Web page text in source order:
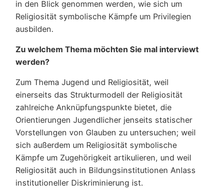
in den Blick genommen werden, wie sich um
Religiosität symbolische Kämpfe um Privilegien
ausbilden.
Zu welchem Thema möchten Sie mal interviewt
werden?
Zum Thema Jugend und Religiosität, weil
einerseits das Strukturmodell der Religiosität
zahlreiche Anknüpfungspunkte bietet, die
Orientierungen Jugendlicher jenseits statischer
Vorstellungen von Glauben zu untersuchen; weil
sich außerdem um Religiosität symbolische
Kämpfe um Zugehörigkeit artikulieren, und weil
Religiosität auch in Bildungsinstitutionen Anlass
institutioneller Diskriminierung ist.